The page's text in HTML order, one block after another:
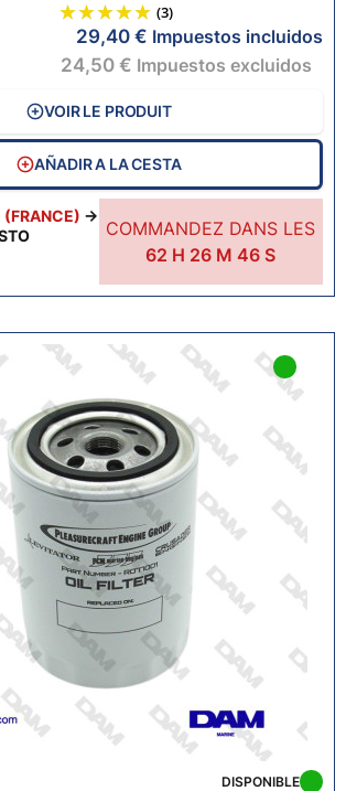
(FRANCE) →
COMMANDEZ DANS LES
62 H 26 M45 S
(3)
29,40 € Impuestos incluidos
24,50 € Impuestos excluidos
VOIR LE PRODUIT
AÑADIR A LA CESTA
DISPONIBLE